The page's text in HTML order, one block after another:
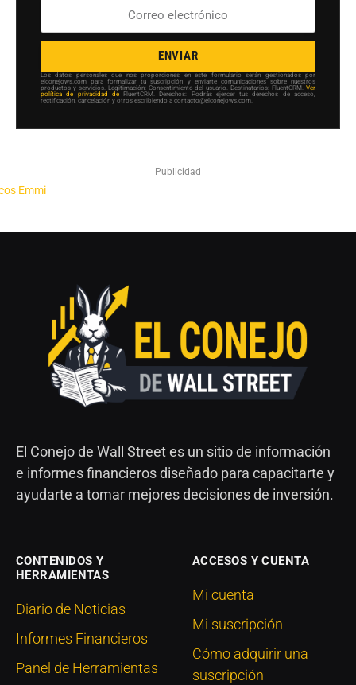
ENVIAR
Los datos personales que nos proporciones en este formulario serán gestionados por
elconejows.com para formalizar tu suscripción y enviarte comunicaciones sobre nuestros
productos y servicios. Legitimación: Consentimiento del usuario. Destinatarios: FluentCRM. Ver
política de privacidad de FluentCRM. Derechos: Podrás ejercer tus derechos de acceso,
rectificación, cancelación y otros escribiendo a contacto@elconejows.com.
Publicidad
El Conejo de Wall Street es un sitio de información
e informes financieros diseñado para capacitarte y
ayudarte a tomar mejores decisiones de inversión.
CONTENIDOS Y
HERRAMIENTAS
Diario de Noticias
Informes Financieros
Panel de Herramientas
ACCESOS Y CUENTA
Mi cuenta
Mi suscripción
Cómo adquirir una
suscripción